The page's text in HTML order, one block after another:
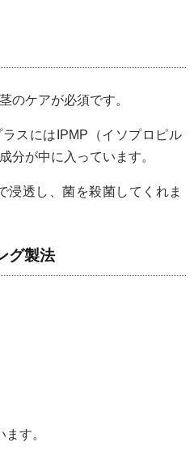
のケアが必須です。
スにはIPMP（イソプロピル
分が中に入っています。
浸透し、菌を殺菌してくれま
グ製法
す。